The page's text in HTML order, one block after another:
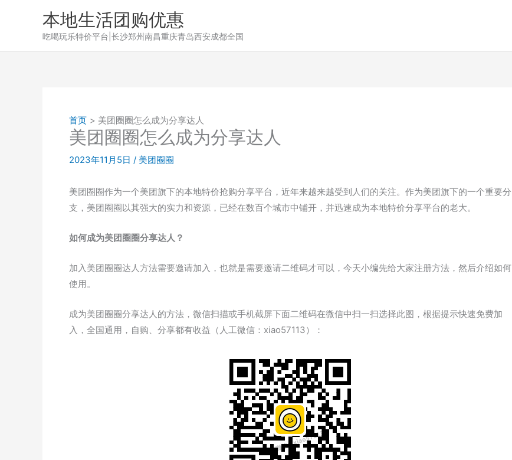
容
本地生活团购优惠
吃喝玩乐特价平台|长沙郑州南昌重庆青岛西安成都全国
首页 美团圈圈怎么成为分享达人
美团圈圈怎么成为分享达人
2023年11月5日 / 美团圈圈
美团圈圈作为一个美团旗下的本地特价抢购分享平台，近年来越来越受到人们的关注。作为美团旗下的一个重要分
支，美团圈圈以其强大的实力和资源，已经在数百个城市中铺开，并迅速成为本地特价分享平台的老大。
如何成为美团圈圈分享达人？
加入美团圈圈达人方法需要邀请加入，也就是需要邀请二维码才可以，今天小编先给大家注册方法，然后介绍如何
使用。
成为美团圈圈分享达人的方法，微信扫描或手机截屏下面二维码在微信中扫一扫选择此图，根据提示快速免费加
入，全国通用，自购、分享都有收益（人工微信：xiao57113）：